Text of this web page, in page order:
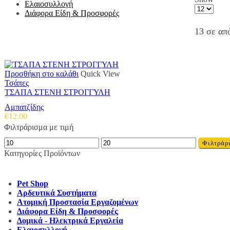
Ελαιοσυλλογή
Διάφορα Είδη & Προσφορές
Products
page
13 σε
Προσθήκη στο καλάθι Quick View
Τσάπες
ΤΣΑΠΑ ΣΤΕΝΗ ΣΤΡΟΓΓΥΛΗ
Αμπατζίδης
€12.00
Φιλτράρισμα με τιμή
Ελάχιστη
τιμή
Μέγιστη
τιμή
Κατηγορίες Προϊόντων
Pet Shop
Αρδευτικά Συστήματα
Ατομική Προστασία Εργαζομένων
Διάφορα Είδη & Προσφορές
Δομικά - Ηλεκτρικά Εργαλεία